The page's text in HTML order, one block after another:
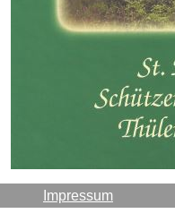
Impressum